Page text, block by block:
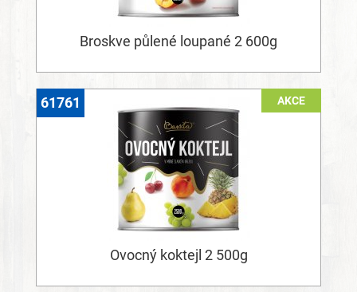
Broskve půlené loupané 2 600g
AKCE
Ovocný koktejl 2 500g
61761